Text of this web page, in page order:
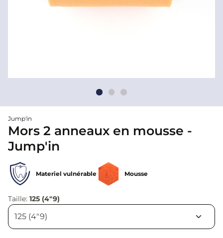
Jump'in
Mors 2 anneaux en mousse -
Jump'in
Materiel vulnérable Mousse
Taille: 125 (4"9)